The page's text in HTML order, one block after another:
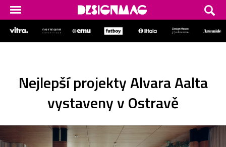
Nejlepší projekty Alvara Aalta
vystaveny v Ostravě